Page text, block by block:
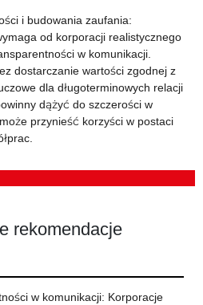
i budowania zaufania:
od korporacji realistycznego
w komunikacji.
dostarczanie wartości zgodnej z
dla długoterminowych relacji
dążyć do szczerości w
przynieść korzyści w postaci
rekomendacje
w komunikacji: Korporacje